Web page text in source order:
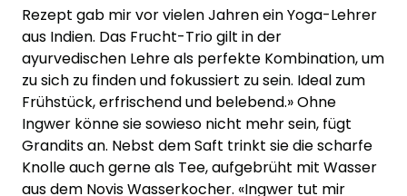
Rezept gab mir vor vielen Jahren ein Yoga-Lehrer
aus Indien. Das Frucht-Trio gilt in der
ayurvedischen Lehre als perfekte Kombination, um
zu sich zu finden und fokussiert zu sein. Ideal zum
Frühstück, erfrischend und belebend.» Ohne
Ingwer könne sie sowieso nicht mehr sein, fügt
Grandits an. Nebst dem Saft trinkt sie die scharfe
Knolle auch gerne als Tee, aufgebrüht mit Wasser
aus dem Novis Wasserkocher. «Ingwer tut mir